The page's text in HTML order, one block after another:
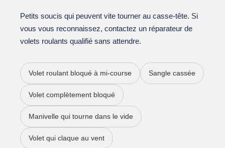
Petits soucis qui peuvent vite tourner au casse-tête. Si
vous vous reconnaissez, contactez un réparateur de
volets roulants qualifié sans attendre.
Volet roulant bloqué à mi-course Sangle cassée
Volet complètement bloqué
Manivelle qui tourne dans le vide
Volet qui claque au vent